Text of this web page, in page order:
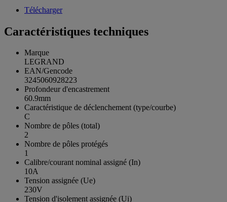
Télécharger
Caractéristiques techniques
Marque
LEGRAND
EAN/Gencode
3245060928223
Profondeur d'encastrement
60.9mm
Caractéristique de déclenchement (type/courbe)
C
Nombre de pôles (total)
2
Nombre de pôles protégés
1
Calibre/courant nominal assigné (In)
10A
Tension assignée (Ue)
230V
Tension d'isolement assignée (Ui)